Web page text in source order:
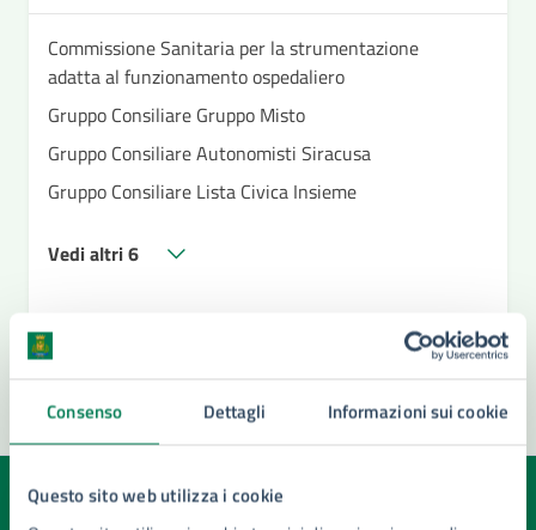
Consenso Dettagli Informazioni sui cookie
Questo sito web utilizza i cookie
Commissione Sanitaria per la strumentazione
adatta al funzionamento ospedaliero
Gruppo Consiliare Gruppo Misto
Gruppo Consiliare Autonomisti Siracusa
Gruppo Consiliare Lista Civica Insieme
Vedi altri 6
Quanto sono chiare le informazioni su questa